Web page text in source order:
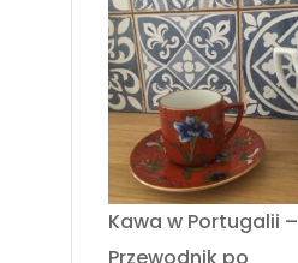
Kawa w Portugalii –
Przewodnik po